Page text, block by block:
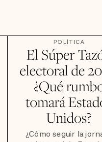
POLÍTICA
El Súper
electoral de
¿Qué
tomará
Unidos?
¿Cómo seguir la